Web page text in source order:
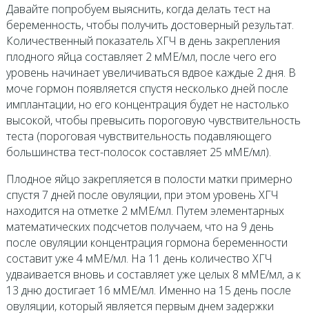
Давайте попробуем выяснить, когда делать тест на
беременность, чтобы получить достоверный результат.
Количественный показатель ХГЧ в день закрепления
плодного яйца составляет 2 мМЕ/мл, после чего его
уровень начинает увеличиваться вдвое каждые 2 дня. В
моче гормон появляется спустя несколько дней после
имплантации, но его концентрация будет не настолько
высокой, чтобы превысить пороговую чувствительность
теста (пороговая чувствительность подавляющего
большинства тест-полосок составляет 25 мМЕ/мл).
Плодное яйцо закрепляется в полости матки примерно
спустя 7 дней после овуляции, при этом уровень ХГЧ
находится на отметке 2 мМЕ/мл. Путем элементарных
математических подсчетов получаем, что на 9 день
после овуляции концентрация гормона беременности
составит уже 4 мМЕ/мл. На 11 день количество ХГЧ
удваивается вновь и составляет уже целых 8 мМЕ/мл, а к
13 дню достигает 16 мМЕ/мл. Именно на 15 день после
овуляции, который является первым днем задержки